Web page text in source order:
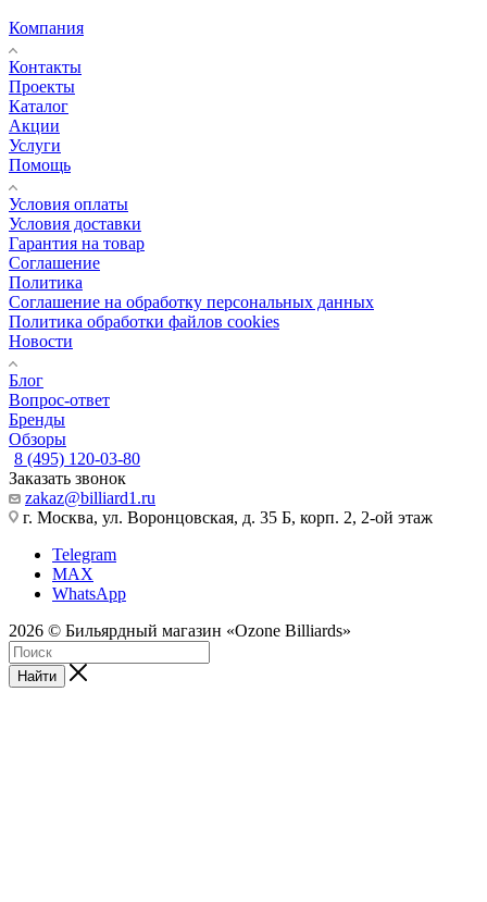
Компания
Контакты
Проекты
Каталог
Акции
Услуги
Помощь
Условия оплаты
Условия доставки
Гарантия на товар
Соглашение
Политика
Соглашение на обработку персональных данных
Политика обработки файлов cookies
Новости
Блог
Вопрос-ответ
Бренды
Обзоры
8 (495) 120-03-80
Заказать звонок
zakaz@billiard1.ru
г. Москва, ул. Воронцовская, д. 35 Б, корп. 2, 2-ой этаж
Telegram
MAX
WhatsApp
2026 © Бильярдный магазин «Ozone Billiards»
Найти